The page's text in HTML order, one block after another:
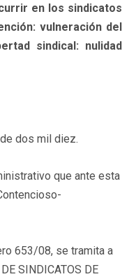
en los sindicatos
vulneración del
sindical: nulidad
dos mil diez.
que ante esta
653/08, se tramita a
SINDICATOS DE